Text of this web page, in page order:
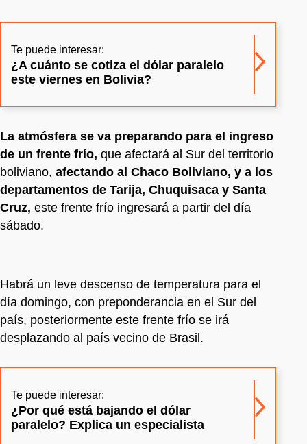
Te puede interesar:
¿A cuánto se cotiza el dólar paralelo
este viernes en Bolivia?
La atmósfera se va preparando para el ingreso
de un frente frío, que afectará al Sur del territorio
boliviano, afectando al Chaco Boliviano, y a los
departamentos de Tarija, Chuquisaca y Santa
Cruz, este frente frío ingresará a partir del día
sábado.
Habrá un leve descenso de temperatura para el
día domingo, con preponderancia en el Sur del
país, posteriormente este frente frío se irá
desplazando al país vecino de Brasil.
Te puede interesar:
¿Por qué está bajando el dólar
paralelo? Explica un especialista